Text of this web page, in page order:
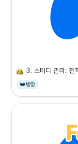
3. 스터디 관리: 전
👑방장